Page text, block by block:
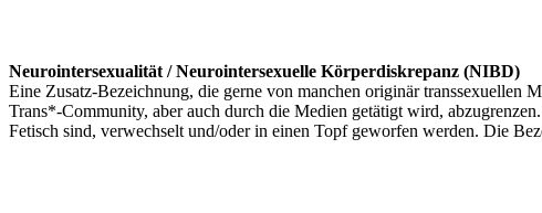
Neurointersexualität / Neurointersexuelle Körperdiskrepanz (NIBD)
Eine Zusatz-Bezeichnung, die gerne von manchen originär transsexuellen
Trans*-Community, aber auch durch die Medien getätigt wird,
Fetisch sind, verwechselt und/oder in einen Topf geworfen werden. Die